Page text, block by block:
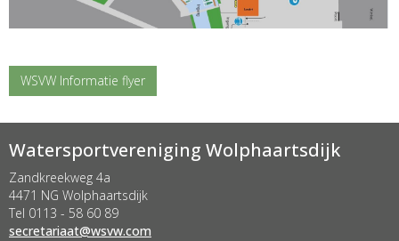
WSVW Informatie flyer
Watersportvereniging Wolphaartsdijk
Zandkreekweg 4a
4471 NG Wolphaartsdijk
Tel 0113 - 58 60 89
taairaterces@wsvw.com